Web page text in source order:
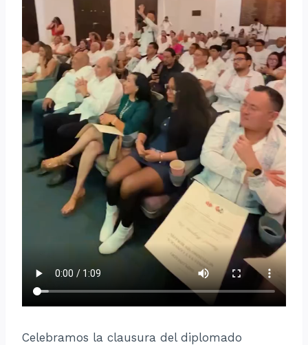
Celebramos la clausura del diplomado